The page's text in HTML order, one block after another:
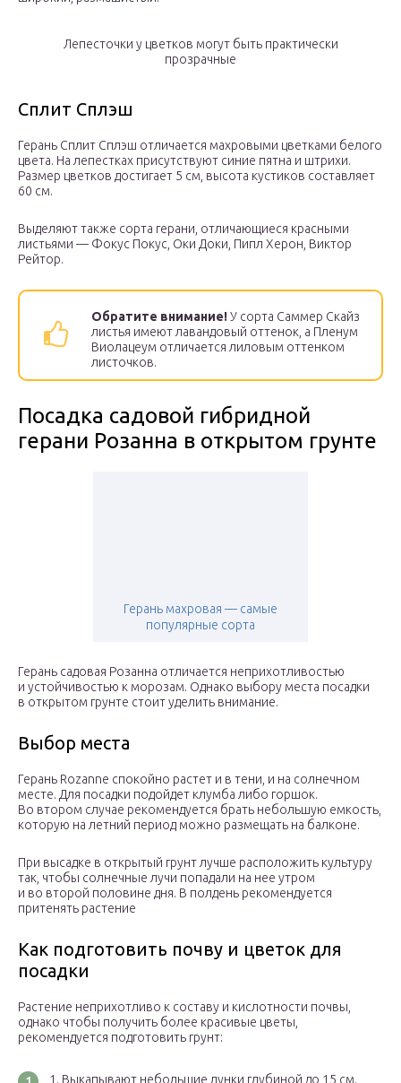
Лепесточки у цветков могут быть практически
прозрачные
Сплит Сплэш
Герань Сплит Сплэш отличается махровыми цветками белого
цвета. На лепестках присутствуют синие пятна и штрихи.
Размер цветков достигает 5 см, высота кустиков составляет
60 см.
Выделяют также сорта герани, отличающиеся красными
листьями — Фокус Покус, Оки Доки, Пипл Херон, Виктор
Рейтор.
Обратите внимание!У сорта Саммер Скайз
листья имеют лавандовый оттенок, а Пленум
Виолацеум отличается лиловым оттенком
листочков.
Посадка садовой гибридной
герани Розанна в открытом грунте
Герань махровая — самые
популярные сорта
Герань садовая Розанна отличается неприхотливостью
и устойчивостью к морозам. Однако выбору места посадки
в открытом грунте стоит уделить внимание.
Выбор места
Герань Rozanne спокойно растет и в тени, и на солнечном
месте. Для посадки подойдет клумба либо горшок.
Во втором случае рекомендуется брать небольшую емкость,
которую на летний период можно размещать на балконе.
При высадке в открытый грунт лучше расположить культуру
так, чтобы солнечные лучи попадали на нее утром
и во второй половине дня. В полдень рекомендуется
притенять растение
Как подготовить почву и цветок для
посадки
Растение неприхотливо к составу и кислотности почвы,
однако чтобы получить более красивые цветы,
рекомендуется подготовить грунт:
Выкапывают небольшие лунки глубиной до 15 см.